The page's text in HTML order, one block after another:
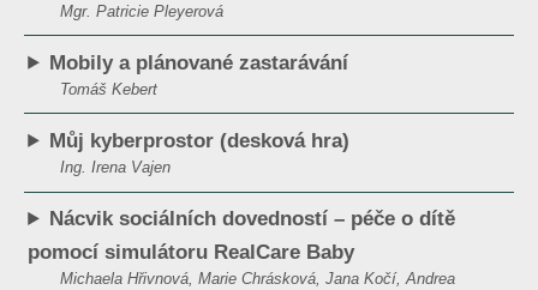
Mgr. Patricie Pleyerová
Mobily a plánované zastarávání
Tomáš Kebert
Můj kyberprostor (desková hra)
Ing. Irena Vajen
Nácvik sociálních dovedností – péče o dítě
pomocí simulátoru RealCare Baby
Michaela Hřivnová, Marie Chrásková, Jana Kočí, Andrea